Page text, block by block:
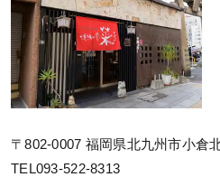
〒802-0007 福岡県北九州市小倉
TEL093-522-8313